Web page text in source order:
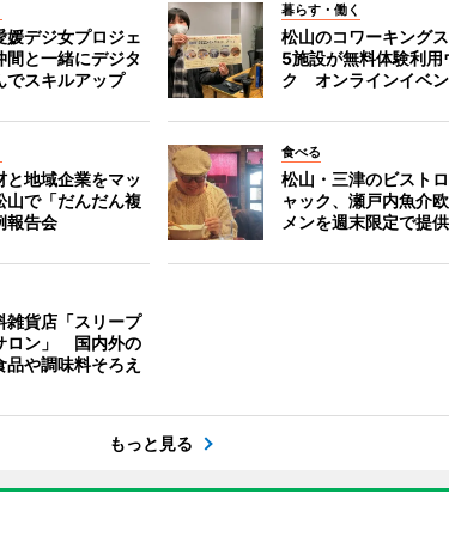
媛デジ女プロジェ
と一緒にデジタ
でスキルアップ
暮らす・働く
松山のコワーキング
5施設が無料体験利用
ク オンラインイベ
と地域企業をマッ
で「だんだん複
報告会
食べる
松山・三津のビスト
ャック、瀬戸内魚介
メンを週末限定で提供
雑貨店「スリープ
ロン」 国内外の
品や調味料そろえ
もっと見る